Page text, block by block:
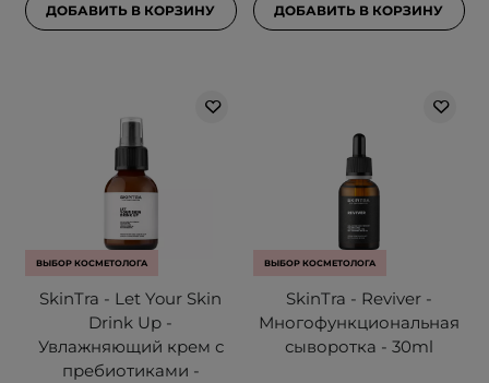
ДОБАВИТЬ В КОРЗИНУ ДОБАВИТЬ В КОРЗИНУ
ВЫБОР КОСМЕТОЛОГА
SkinTra - Let Your Skin
Drink Up -
Увлажняющий крем с
пребиотиками -
ВЫБОР КОСМЕТОЛОГА
SkinTra - Reviver -
Многофункциональная
сыворотка - 30ml